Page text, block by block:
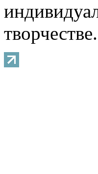
творчестве.